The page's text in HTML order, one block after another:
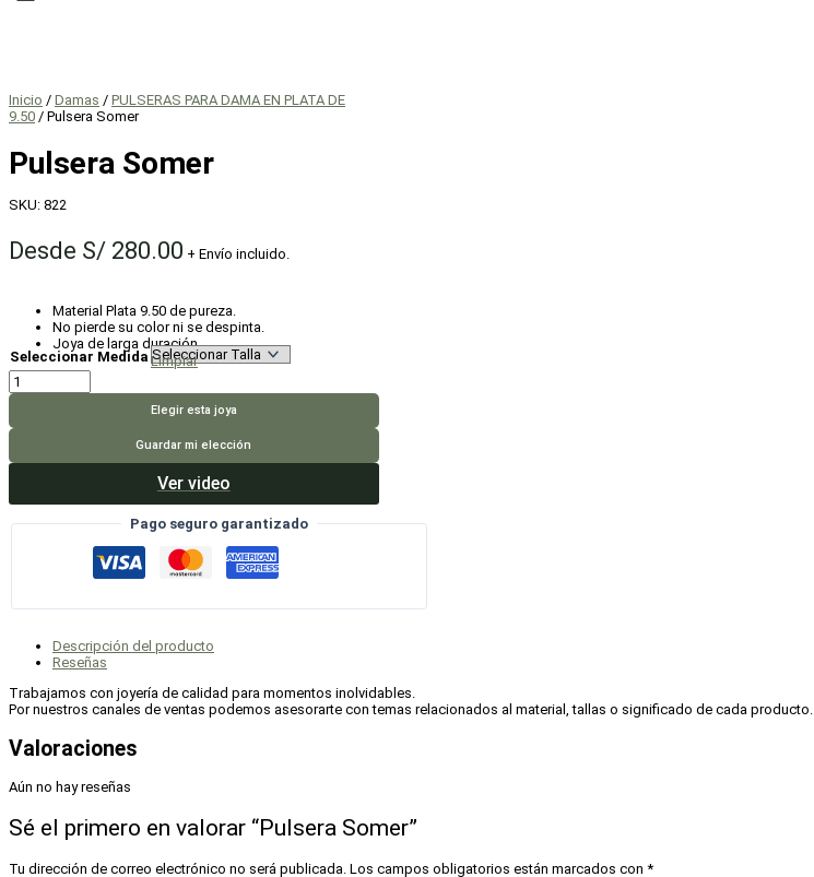
Inicio / Damas / PULSERAS PARA DAMA EN PLATA DE
9.50 / Pulsera Somer
Pulsera Somer
SKU: 822
Desde S/ 280.00 + Envío incluido.
Material Plata 9.50 de pureza.
No pierde su color ni se despinta.
Joya de larga duración.
Seleccionar Medida Limpiar
Pulsera
Somer
Elegir esta joya
Guardar mi elección
Ver video
Pago seguro garantizado
Descripción del producto
Reseñas
Trabajamos con joyería de calidad para momentos inolvidables.
Por nuestros canales de ventas podemos asesorarte con temas relacionados al material, tallas o significado de cada producto.
Valoraciones
Aún no hay reseñas
Sé el primero en valorar “Pulsera Somer”
Tu dirección de correo electrónico no será publicada. Los campos obligatorios están marcados con *